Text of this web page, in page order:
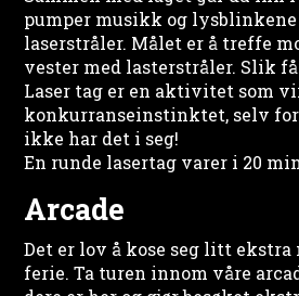
pumper musikk og lysblinkene
laserstråler. Målet er å treffe
vester med lasterstråler. Slik
Laser tag er en aktivitet som
konkurranseinstinktet, selv for
ikke har det i seg!
En runde lasertag varer i 20
Arcade
Det er lov å kose seg litt ekstra
ferie. Ta turen innom våre